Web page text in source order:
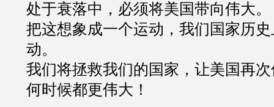
处于衰落中，必须将美国带向伟大。
把这想象成一个运动，我们国家历
动。
我们将拯救我们的国家，让美国再
何时候都更伟大！